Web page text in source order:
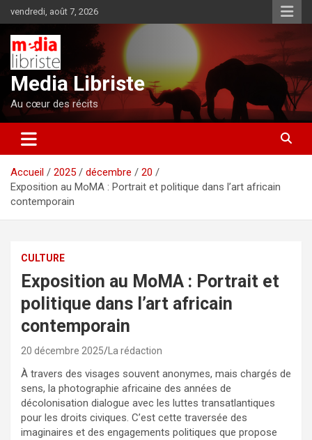
au
contenu
vendredi, août 7, 2026
Media Libriste
Au cœur des récits
Accueil 2025 décembre
20
Exposition au MoMA : Portrait et politique dans l’art africain
contemporain
CULTURE
Exposition au MoMA : Portrait et
politique dans l’art africain
contemporain
20 décembre 2025 La rédaction
À travers des visages souvent anonymes, mais chargés de
sens, la photographie africaine des années de
décolonisation dialogue avec les luttes transatlantiques
pour les droits civiques. C’est cette traversée des
imaginaires et des engagements politiques que propose